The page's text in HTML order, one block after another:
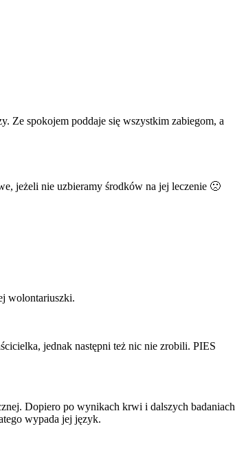
Ze spokojem poddaje się wszystkim zabiegom, a
jeżeli nie uzbieramy środków na jej leczenie 🙁
wolontariuszki.
jednak następni też nic nie zrobili. PIES
Dopiero po wynikach krwi i dalszych badaniach
wypada jej język.